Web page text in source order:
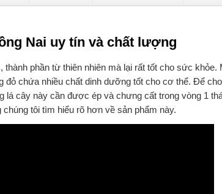
Nai uy tín và chất lượng
phần từ thiên nhiên mà lại rất tốt cho sức khỏe.
đỏ chứa nhiều chất dinh dưỡng tốt cho cơ thể. Để
lá cây này cần được ép và chưng cất trong vòng 1
tôi tìm hiểu rõ hơn về sản phẩm này.